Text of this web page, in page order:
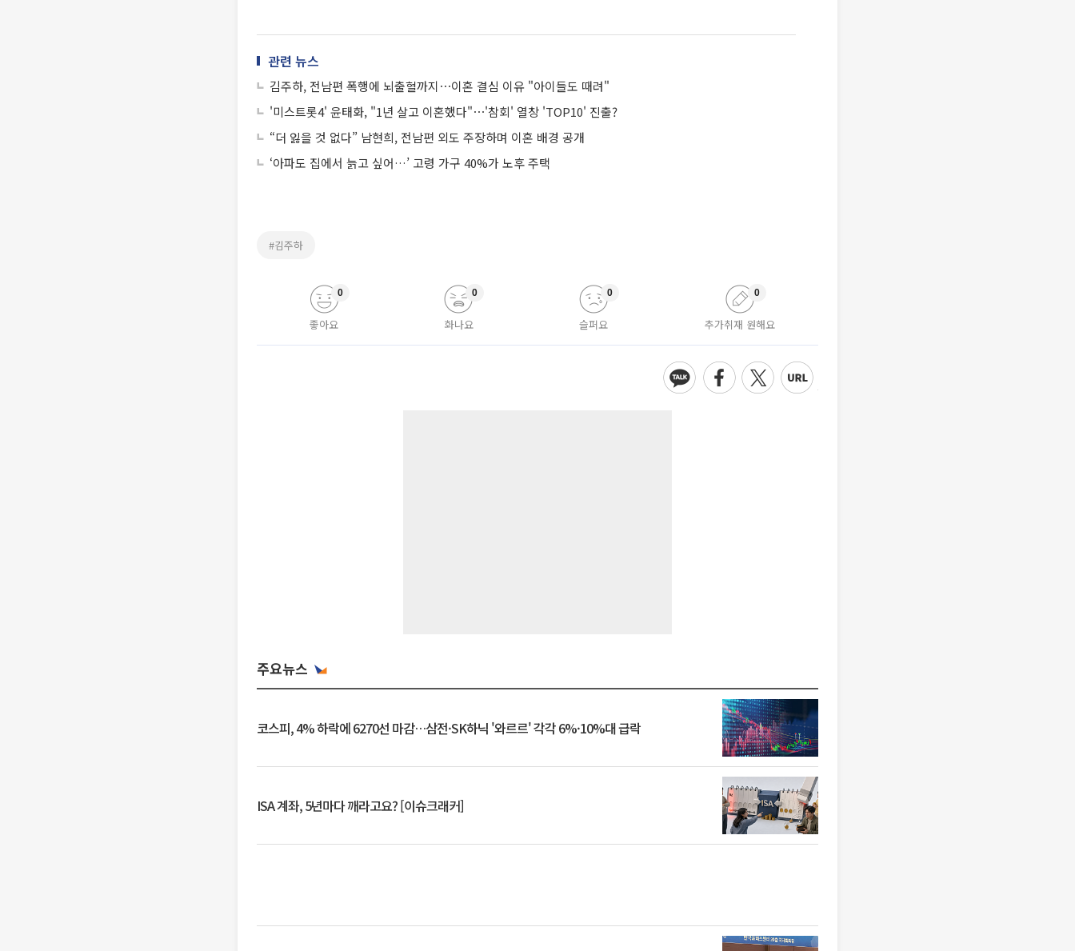
관련 뉴스
김주하, 전남편 폭행에 뇌출혈까지⋯이혼 결심 이유 "아이들도 때려"
'미스트롯4' 윤태화, "1년 살고 이혼했다"⋯'참회' 열창 'TOP10' 진출?
“더 잃을 것 없다” 남현희, 전남편 외도 주장하며 이혼 배경 공개
‘아파도 집에서 늙고 싶어…’ 고령 가구 40%가 노후 주택
#김주하
좋아요
0
화나요
0
슬퍼요
0
추가취재 원해요
0
주요뉴스
코스피, 4% 하락에 6270선 마감…삼전·SK하닉 '와르르' 각각 6%·10%대 급락
ISA 계좌, 5년마다 깨라고요? [이슈크래커]